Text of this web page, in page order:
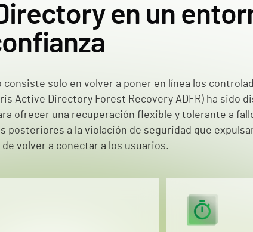
en un
solo en volver a poner en línea los
Active Directory Forest Recovery ADFR) ha sido
ofrecer una recuperación flexible y tolerante a
posteriores a la violación de seguridad que
de volver a conectar a los usuarios.